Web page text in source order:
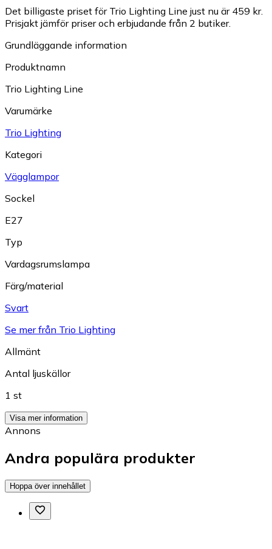
Det billigaste priset för Trio Lighting Line just nu är 459 kr.
Prisjakt jämför priser och erbjudande från 2 butiker.
Grundläggande information
Produktnamn
Trio Lighting Line
Varumärke
Trio Lighting
Kategori
Vägglampor
Sockel
E27
Typ
Vardagsrumslampa
Färg/material
Svart
Se mer från Trio Lighting
Allmänt
Antal ljuskällor
1 st
Visa mer information
Annons
Andra populära produkter
Hoppa över innehållet